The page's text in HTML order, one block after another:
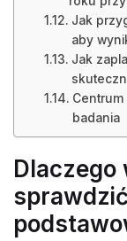
Jak
aby
Jak
badania